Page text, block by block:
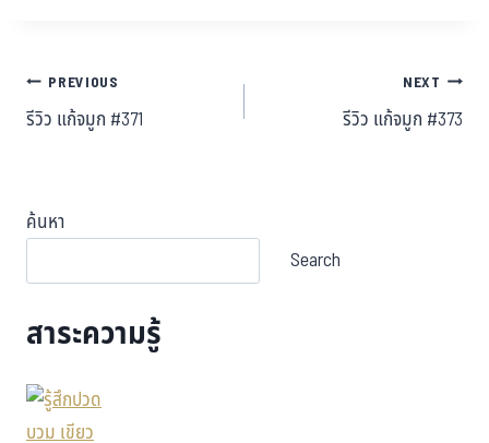
PREVIOUS
รีวิว แก้จมูก #371
NEXT
รีวิว แก้จมูก #373
ค้นหา
Search
สาระความรู้